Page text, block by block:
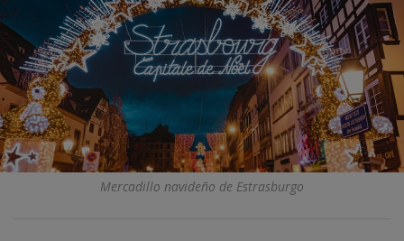
Mercadillo navideño de Estrasburgo